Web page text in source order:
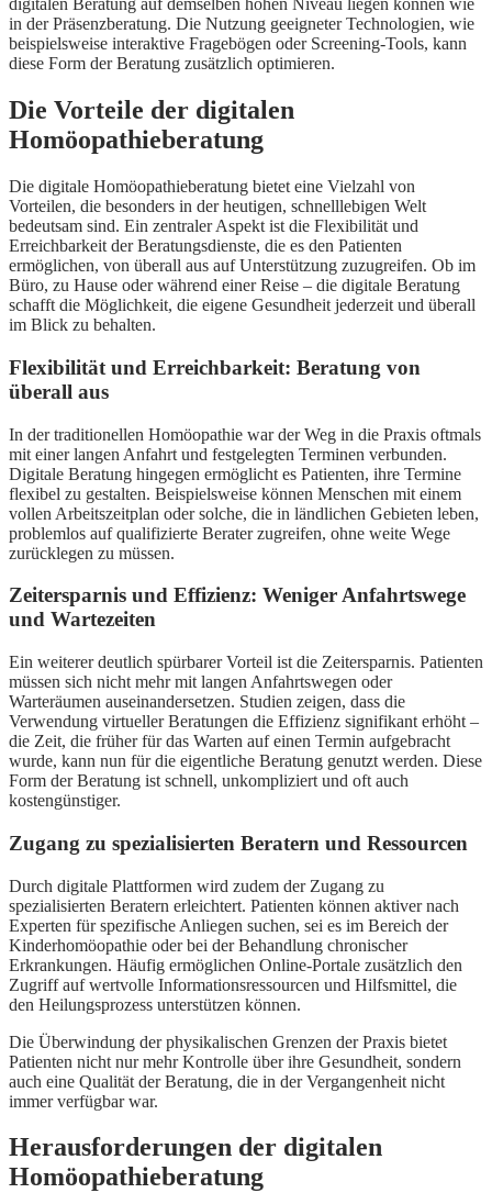
digitalen Beratung auf demselben hohen Niveau liegen können wie
in der Präsenzberatung. Die Nutzung geeigneter Technologien, wie
beispielsweise interaktive Fragebögen oder Screening-Tools, kann
diese Form der Beratung zusätzlich optimieren.
Die Vorteile der digitalen
Homöopathieberatung
Die digitale Homöopathieberatung bietet eine Vielzahl von
Vorteilen, die besonders in der heutigen, schnelllebigen Welt
bedeutsam sind. Ein zentraler Aspekt ist die Flexibilität und
Erreichbarkeit der Beratungsdienste, die es den Patienten
ermöglichen, von überall aus auf Unterstützung zuzugreifen. Ob im
Büro, zu Hause oder während einer Reise – die digitale Beratung
schafft die Möglichkeit, die eigene Gesundheit jederzeit und überall
im Blick zu behalten.
Flexibilität und Erreichbarkeit: Beratung von
überall aus
In der traditionellen Homöopathie war der Weg in die Praxis oftmals
mit einer langen Anfahrt und festgelegten Terminen verbunden.
Digitale Beratung hingegen ermöglicht es Patienten, ihre Termine
flexibel zu gestalten. Beispielsweise können Menschen mit einem
vollen Arbeitszeitplan oder solche, die in ländlichen Gebieten leben,
problemlos auf qualifizierte Berater zugreifen, ohne weite Wege
zurücklegen zu müssen.
Zeitersparnis und Effizienz: Weniger Anfahrtswege
und Wartezeiten
Ein weiterer deutlich spürbarer Vorteil ist die Zeitersparnis. Patienten
müssen sich nicht mehr mit langen Anfahrtswegen oder
Warteräumen auseinandersetzen. Studien zeigen, dass die
Verwendung virtueller Beratungen die Effizienz signifikant erhöht –
die Zeit, die früher für das Warten auf einen Termin aufgebracht
wurde, kann nun für die eigentliche Beratung genutzt werden. Diese
Form der Beratung ist schnell, unkompliziert und oft auch
kostengünstiger.
Zugang zu spezialisierten Beratern und Ressourcen
Durch digitale Plattformen wird zudem der Zugang zu
spezialisierten Beratern erleichtert. Patienten können aktiver nach
Experten für spezifische Anliegen suchen, sei es im Bereich der
Kinderhomöopathie oder bei der Behandlung chronischer
Erkrankungen. Häufig ermöglichen Online-Portale zusätzlich den
Zugriff auf wertvolle Informationsressourcen und Hilfsmittel, die
den Heilungsprozess unterstützen können.
Die Überwindung der physikalischen Grenzen der Praxis bietet
Patienten nicht nur mehr Kontrolle über ihre Gesundheit, sondern
auch eine Qualität der Beratung, die in der Vergangenheit nicht
immer verfügbar war.
Herausforderungen der digitalen
Homöopathieberatung